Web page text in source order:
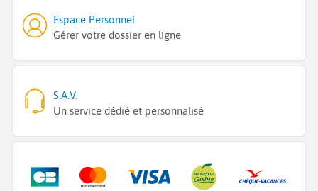
Espace Personnel
Gérer votre dossier en ligne
S.A.V.
Un service dédié et personnalisé